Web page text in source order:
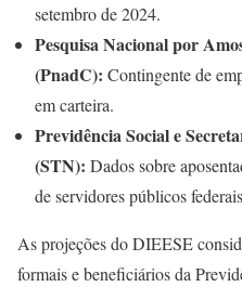
setembro de 2024.
Pesquisa Nacional por
(PnadC): Contingente de
em carteira.
Previdência Social e
(STN): Dados sobre
de servidores públicos
As projeções do DIEESE
formais e beneficiários da